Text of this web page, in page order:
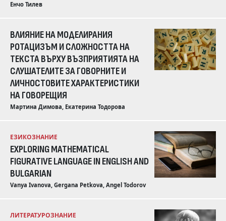
Енчо Тилев
ВЛИЯНИЕ НА МОДЕЛИРАНИЯ
РОТАЦИЗЪМ И СЛОЖНОСТТА НА
ТЕКСТА ВЪРХУ ВЪЗПРИЯТИЯТА НА
СЛУШАТЕЛИТЕ ЗА ГОВОРНИТЕ И
ЛИЧНОСТОВИТЕ ХАРАКТЕРИСТИКИ
НА ГОВОРЕЩИЯ
Мартина Димова, Екатерина Тодорова
EЗИКОЗНАНИЕ
EXPLORING MATHEMATICAL
FIGURATIVE LANGUAGE IN ENGLISH AND
BULGARIAN
Vanya Ivanova, Gergana Petkova, Angel Todorov
ЛИТЕРАТУРОЗНАНИЕ